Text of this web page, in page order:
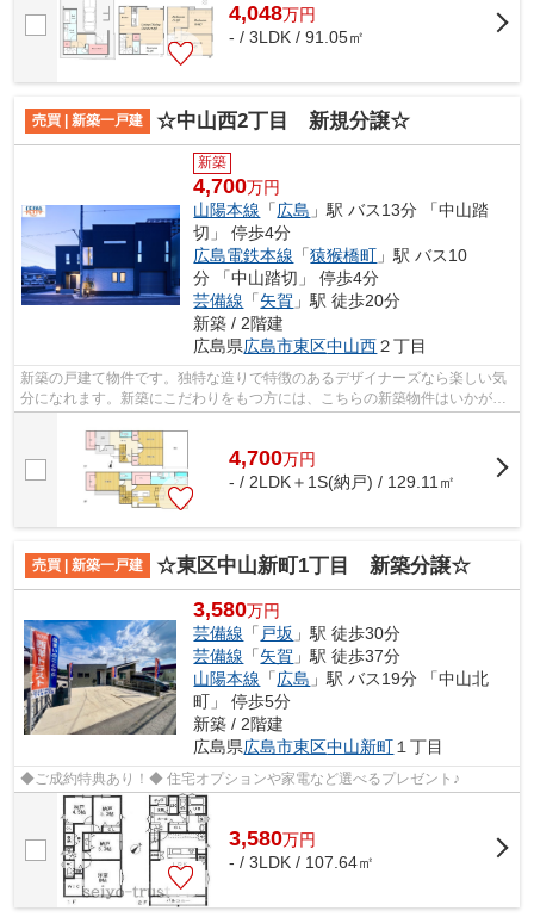
4,048万円
- / 3LDK / 91.05㎡
売買 | 新築一戸建 ☆中山西2丁目 新規分譲☆
新築
4,700万円
山陽本線 「広島 」駅 バス13分 「中山踏
切」 停歩4分
広島電鉄本線 「猿猴橋町 」駅 バス10
分 「中山踏切」 停歩4分
芸備線 「矢賀 」駅 徒歩20分
新築 / 2階建
広島県広島市東区中山西２丁目
新築の戸建て物件です。独特な造りで特徴のあるデザイナーズなら楽しい気
分になれます。新築にこだわりをもつ方には、こちらの新築物件はいかがで
4,700万円
- / 2LDK＋1S(納戸) / 129.11㎡
売買 | 新築一戸建 ☆東区中山新町1丁目 新築分譲☆
3,580万円
芸備線 「 戸坂 」駅 徒歩30分
芸備線 「矢賀 」駅 徒歩37分
山陽本線 「広島 」駅 バス19分 「中山北
町」 停歩5分
新築 / 2階建
広島県広島市東区中山新町 １丁目
◆ご成約特典あり！◆ 住宅オプションや家電など選べるプレゼント♪
3,580万円
- / 3LDK / 107.64㎡